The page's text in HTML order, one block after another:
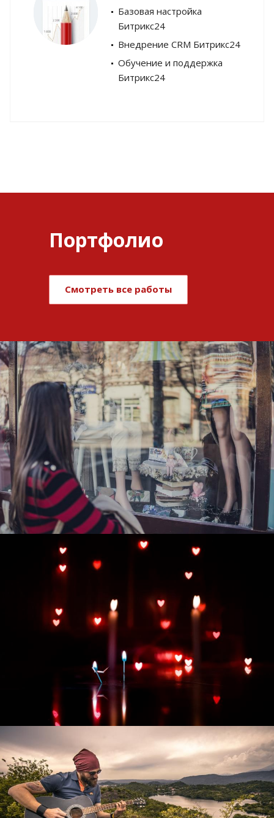
Базовая настройка
Битрикс24
Внедрение CRM Битрикс24
Обучение и поддержка
Битрикс24
Портфолио
Смотреть все работы
Развитие и поддержка интернет-
витрины StepClub
Смотреть проект
Развитие интернет-магазина "Всё для
праздника"
Смотреть проект